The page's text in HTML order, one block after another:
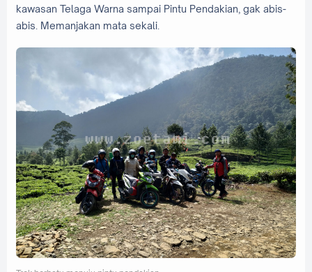
kawasan Telaga Warna sampai Pintu Pendakian, gak abis-
abis. Memanjakan mata sekali.